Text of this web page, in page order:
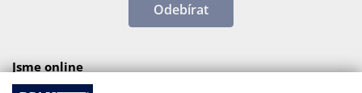
Odebírat
Jsme online